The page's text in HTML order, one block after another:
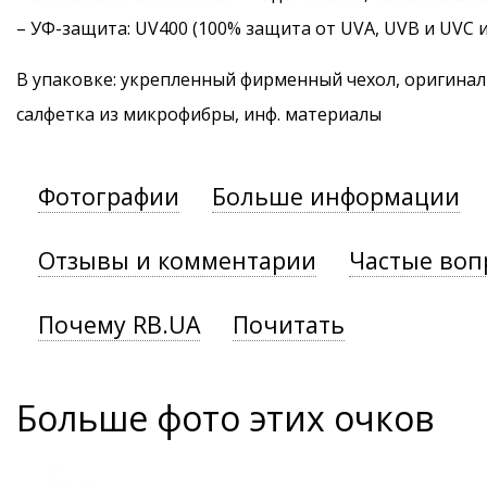
– УФ-защита: UV400 (100% защита от UVA, UVB и UVC
В упаковке: укрепленный фирменный чехол,
салфетка из микрофибры, инф. материалы
Фотографии Больше информации
Отзывы и комментарии Частые
Почему RB.UA Почитать
Больше фото этих очков